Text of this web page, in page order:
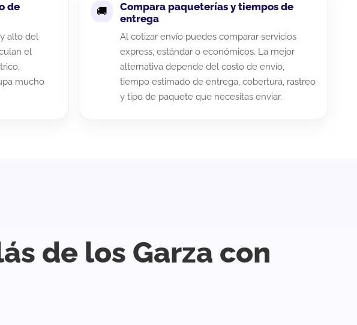
de
alto del
el
mucho
Compara paqueterías y tiempos de
entrega
Al cotizar envío puedes comparar servicios
express, estándar o económicos. La mejor
alternativa depende del costo de envío,
tiempo estimado de entrega, cobertura, rastreo
y tipo de paquete que necesitas enviar.
de los Garza con